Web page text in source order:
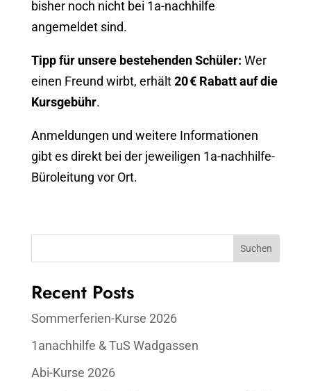
bisher noch nicht bei 1a-nachhilfe
angemeldet sind.
Tipp für unsere bestehenden Schüler: Wer
einen Freund wirbt, erhält20 € Rabatt auf die
Kursgebühr.
Anmeldungen und weitere Informationen
gibt es direkt bei der jeweiligen 1a-nachhilfe-
Büroleitung vor Ort.
Suchen
Recent Posts
Sommerferien-Kurse 2026
1anachhilfe & TuS Wadgassen
Abi-Kurse 2026